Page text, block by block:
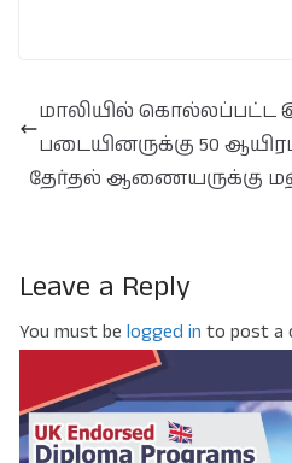
மாலியில்
படையினருக்கு 50
தேர்தல் ஆணையருக்கு
Leave a Reply
You must be logged in to post a